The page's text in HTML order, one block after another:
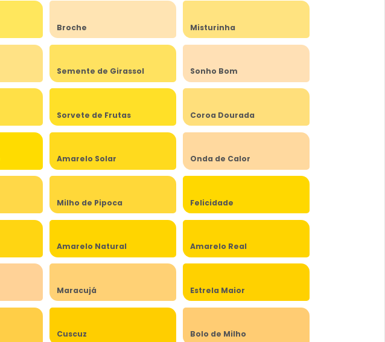
Broche Misturinha
Semente de Girassol Sonho Bom
Sorvete de Frutas Coroa Dourada
Amarelo Solar Onda de Calor
Milho de Pipoca Felicidade
Amarelo Natural Amarelo Real
Maracujá Estrela Maior
Cuscuz Bolo de Milho